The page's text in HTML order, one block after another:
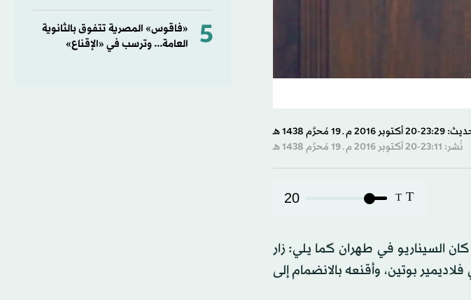
2016 م ـ 19 مُحرَّم 1438 هـ
نُشر: 23:11-20 أكتوبر 2016 م ـ 19 مُحرَّم 1438 هـ
T
T
20
كان السيناريو في طهران كما يلي: زار
بوتين، وأقنعه بالانضمام إلى
5
«فاقوس» المصرية تتفوق بالثانوية
العامة... وترسب في «الإقناع»